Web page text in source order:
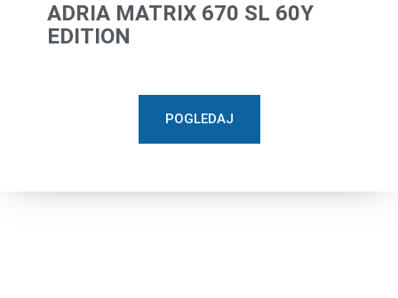
ADRIA MATRIX 670 SL 60Y
EDITION
POGLEDAJ